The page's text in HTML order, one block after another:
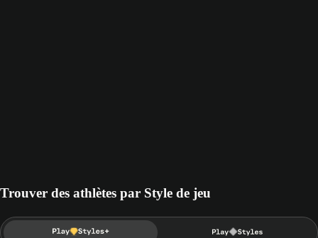
Trouver des athlètes par Style de jeu